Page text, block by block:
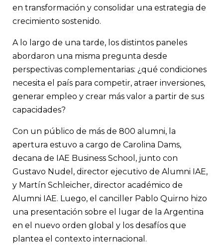
en transformación y consolidar una estrategia de
crecimiento sostenido.
A lo largo de una tarde, los distintos paneles
abordaron una misma pregunta desde
perspectivas complementarias: ¿qué condiciones
necesita el país para competir, atraer inversiones,
generar empleo y crear más valor a partir de sus
capacidades?
Con un público de más de 800 alumni, la
apertura estuvo a cargo de Carolina Dams,
decana de IAE Business School, junto con
Gustavo Nudel, director ejecutivo de Alumni IAE,
y Martín Schleicher, director académico de
Alumni IAE. Luego, el canciller Pablo Quirno hizo
una presentación sobre el lugar de la Argentina
en el nuevo orden global y los desafíos que
plantea el contexto internacional.